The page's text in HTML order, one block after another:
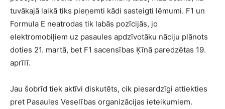
tuvākajā laikā tiks pieņemti kādi sasteigti lēmumi. F1 un
Formula E neatrodas tik labās pozīcijās, jo
elektromobiļiem uz pasaules apdzīvotāku nāciju plānots
doties 21. martā, bet F1 sacensības Ķīnā paredzētas 19.
aprīlī.
Jau šobrīd tiek aktīvi diskutēts, cik piesardzīgi attiekties
pret Pasaules Veselības organizācijas ieteikumiem.